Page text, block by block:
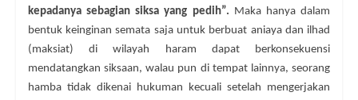
kepadanya sebagian siksa yang pedih”. Maka hanya dalam
bentuk keinginan semata saja untuk berbuat aniaya dan ilhad
(maksiat) di wilayah haram dapat berkonsekuensi
mendatangkan siksaan, walau pun di tempat lainnya, seorang
hamba tidak dikenai hukuman kecuali setelah mengerjakan